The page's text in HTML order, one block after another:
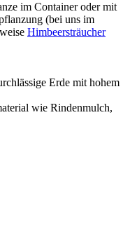
im Container oder mit
(bei uns im
Himbeersträucher
Erde mit hohem
wie Rindenmulch,